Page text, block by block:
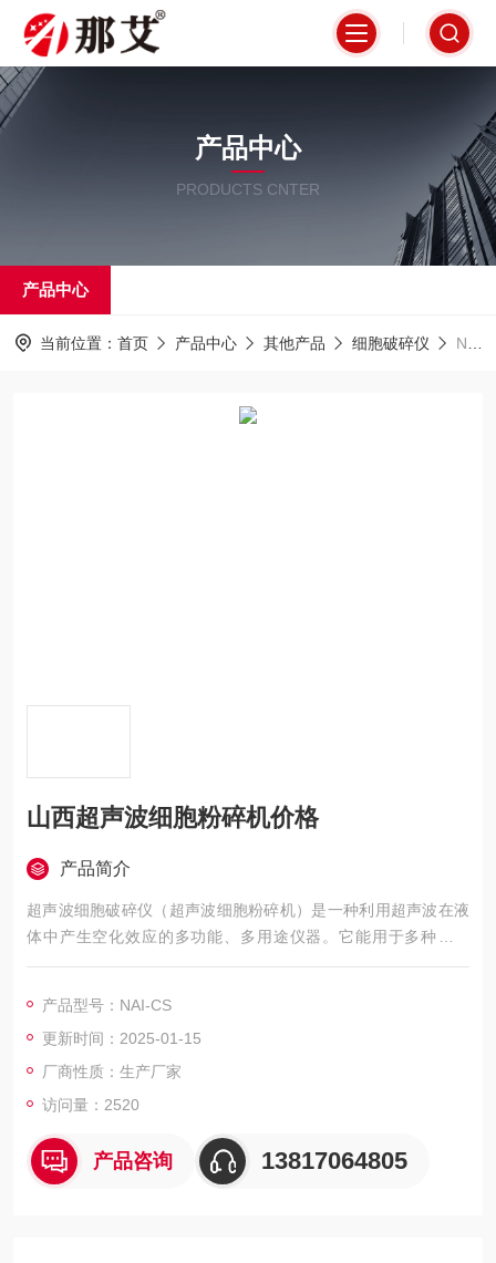
产品中心
PRODUCTS CNTER
产品中心
当前位置： 首页 产品中心 其他产品 细胞破碎仪 NAI-CS山西超声波细胞粉碎机价格
山西超声波细胞粉碎机价格
产品简介
超声波细胞破碎仪（超声波细胞粉碎机）是一种利用超声波在液
体中产生空化效应的多功能、多用途仪器。它能用于多种动植
物、病毒、细胞、细菌及组织的破碎，同时可用来乳化、分立、
应等。山西超声波细胞粉碎机价格
产品型号：NAI-CS
更新时间：2025-01-15
厂商性质：生产厂家
访问量：2520
产品咨询 13817064805